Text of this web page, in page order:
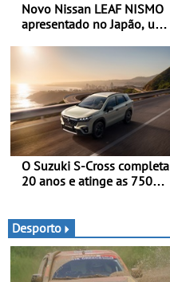
Novo Nissan LEAF NISMO
apresentado no Japão, uma
desportiva do SUV 100%
elétrico - Versão de maior
desempenho da terceira
geração do modelo
da marca
O Suzuki S-Cross completa
20 anos e atinge as 750
Desporto